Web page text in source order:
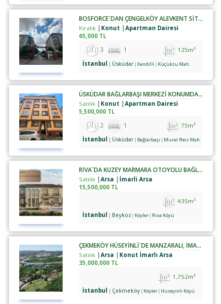
BOSFORCE`DAN ÇENGELKÖY ALEVKENT SİTESİNDE 3+1 KİRALIK DAİRE
Kiralık Konut
Apartman Dairesi
65,000 TL
125m²
3 1
İstanbul Üsküdar Kandilli Küçüksu Mah.
ÜSKÜDAR BAĞLARBAŞI MERKEZİ KONUMDA SATILIK 2+1 DAİRE
Satılık Konut
Apartman Dairesi
5,500,000 TL
75m²
2 1
İstanbul Üsküdar Bağlarbaşı Murat Reis Mah.
RIVA`DA KUZEY MARMARA OTOYOLU BAĞLANTILI İMARLI MÜSTAKIL ARSA
Satılık Arsa
İmarli Arsa
15,500,000 TL
435m²
İstanbul
Beykoz Köyler Riva Köyü
ÇEKMEKÖY HÜSEYINLI`DE MANZARALI, İMARLI ARSA
Satılık Arsa
Konut İmarlı Arsa
35,000,000 TL
1,752m²
İstanbul
Çekmeköy Köyler Hüseyinli Köyü